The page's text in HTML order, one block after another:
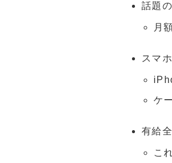
話題
月
スマ
ケ
有給
こ